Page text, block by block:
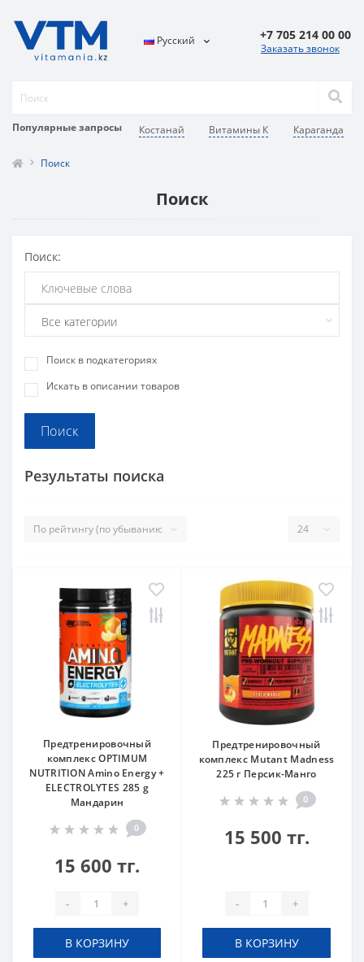
Популярные запросы Костанай Витамины К Караганда
Русский +7 705 214 00 00
Заказать звонок
Поиск
Поиск
Поиск:
Поиск в подкатегориях
Искать в описании товаров
Результаты поиска
Предтренировочный
комплекс OPTIMUM
NUTRITION Amino Energy +
ELECTROLYTES 285 g
Мандарин
0
15 600 тг.
- +
В КОРЗИНУ
Предтренировочный
комплекс Mutant Madness
225 г Персик-Манго
0
15 500 тг.
- +
В КОРЗИНУ